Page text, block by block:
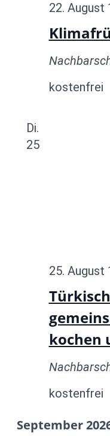
22. August
kostenfrei
Di.
25
kochen
25. August
kostenfrei
September